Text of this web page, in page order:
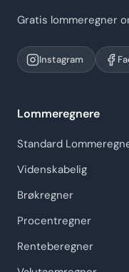
Gratis lommeregner
Instagram
Lommeregnere
Standard
Videnskabelig
Brøkregner
Procentregner
Renteberegner